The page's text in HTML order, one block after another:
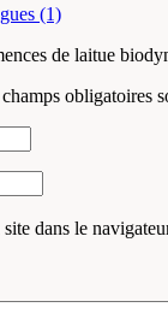
(1)
de laitue
obligatoires
dans le